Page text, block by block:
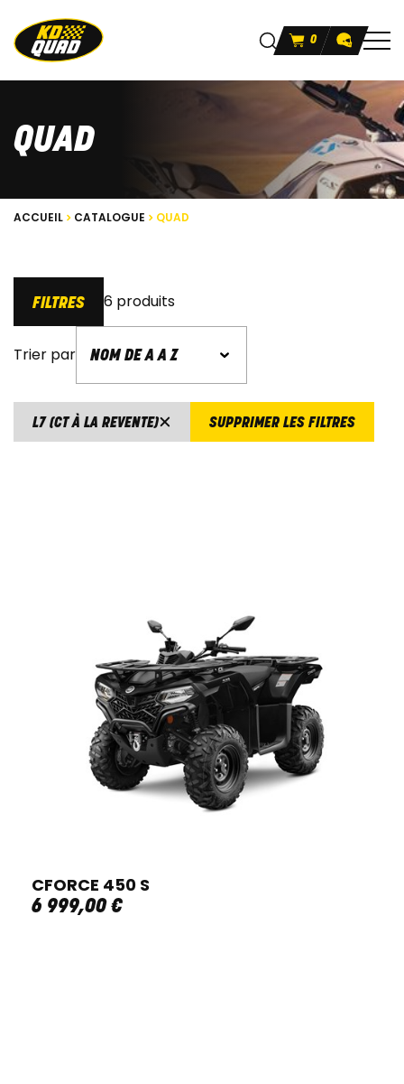
0
QUAD
ACCUEIL CATALOGUE QUAD
FILTRES 6 produits
Trier par
L7 (CT À LA REVENTE) SUPPRIMER LES FILTRES
CFORCE 450 S
6 999,00€